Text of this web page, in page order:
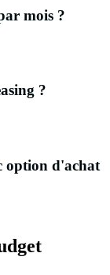
mois ?
?
option d'achat